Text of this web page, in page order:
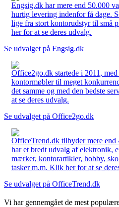
Engsig.dk har mere end 50.000
hurtig levering indenfor få dage.
lige fra stort kontorudstyr til små
her for at se deres udvalg.
Se udvalget på Engsig.dk
Office2go.dk startede i 2011,
kontormøbler til meget
det samme og med den bedste
at se deres udvalg.
Se udvalget på Office2go.dk
OfficeTrend.dk tilbyder mere
har et bredt udvalg af elektronik,
mærker, kontorartikler, hobby,
tasker m.m. Klik her for at se
Se udvalget på OfficeTrend.dk
Vi har gennemgået de mest